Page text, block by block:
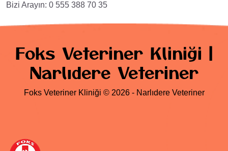
Bizi Arayın: 0 555 388 70 35
Foks Veteriner Kliniği |
Narlıdere Veteriner
Foks Veteriner Kliniği © 2026 - Narlıdere Veteriner